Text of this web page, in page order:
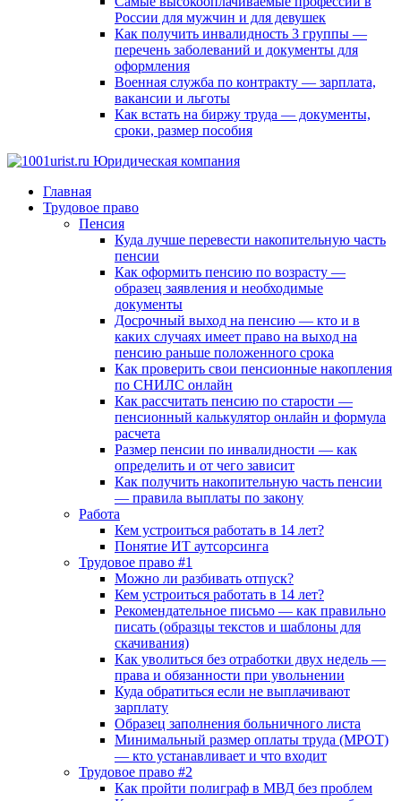
России для мужчин и для девушек
Как получить инвалидность 3 группы —
перечень заболеваний и документы для
оформления
Военная служба по контракту — зарплата,
вакансии и льготы
Как встать на биржу труда — документы,
сроки, размер пособия
Главная
Трудовое право
Пенсия
Куда лучше перевести накопительную часть
пенсии
Как оформить пенсию по возрасту —
образец заявления и необходимые
документы
Досрочный выход на пенсию — кто и в
каких случаях имеет право на выход на
пенсию раньше положенного срока
Как проверить свои пенсионные накопления
по СНИЛС онлайн
Как рассчитать пенсию по старости —
пенсионный калькулятор онлайн и формула
расчета
Размер пенсии по инвалидности — как
определить и от чего зависит
Как получить накопительную часть пенсии
— правила выплаты по закону
Работа
Кем устроиться работать в 14 лет?
Понятие ИТ аутсорсинга
Трудовое право #1
Можно ли разбивать отпуск?
Кем устроиться работать в 14 лет?
Рекомендательное письмо — как правильно
писать (образцы текстов и шаблоны для
скачивания)
Как уволиться без отработки двух недель —
права и обязанности при увольнении
Куда обратиться если не выплачивают
зарплату
Образец заполнения больничного листа
Минимальный размер оплаты труда (МРОТ)
— кто устанавливает и что входит
Трудовое право #2
Как пройти полиграф в МВД без проблем